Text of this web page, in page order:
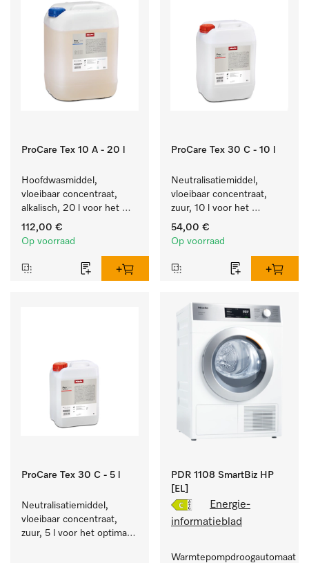
ProCare Tex 10 A - 20 l
Hoofdwasmiddel,
vloeibaar concentraat,
alkalisch, 20 l voor het
reinigen van wit wasgoed
en kleurechte bonte was.
112,00 €
Op voorraad
ProCare Tex 30 C - 10 l
Neutralisatiemiddel,
vloeibaar concentraat,
zuur, 10 l voor het
optimaal beschermen van
het textiel door
54,00 €
Op voorraad
ProCare Tex 30 C - 5 l
Neutralisatiemiddel,
vloeibaar concentraat,
zuur, 5 l voor het optimaal
PDR 1108 SmartBiz HP
[EL]
Energie-
informatieblad
Warmtepompdroogautomaat